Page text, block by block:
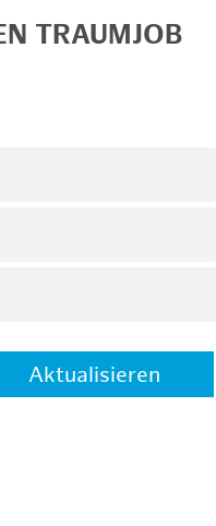
TRAUMJOB
Aktualisieren